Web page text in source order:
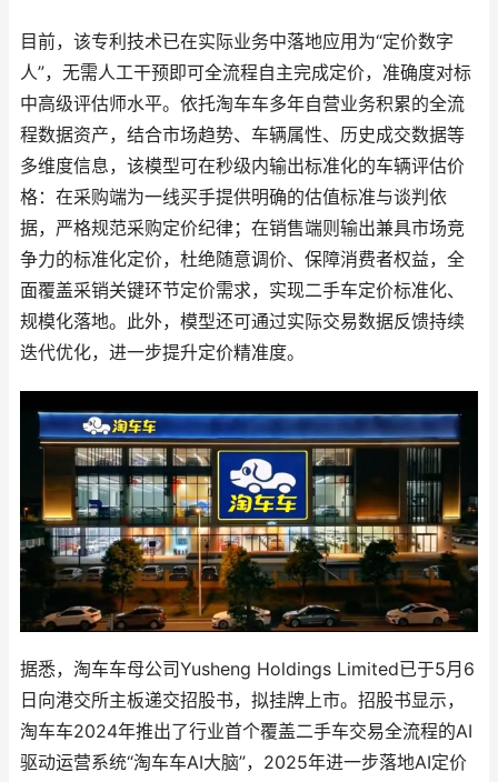
目前，该专利技术已在实际业务中落地应用为“定价数字
人”，无需人工干预即可全流程自主完成定价，准确度对标
中高级评估师水平。依托淘车车多年自营业务积累的全流
程数据资产，结合市场趋势、车辆属性、历史成交数据等
多维度信息，该模型可在秒级内输出标准化的车辆评估价
格：在采购端为一线买手提供明确的估值标准与谈判依
据，严格规范采购定价纪律；在销售端则输出兼具市场竞
争力的标准化定价，杜绝随意调价、保障消费者权益，全
面覆盖采销关键环节定价需求，实现二手车定价标准化、
规模化落地。此外，模型还可通过实际交易数据反馈持续
迭代优化，进一步提升定价精准度。
据悉，淘车车母公司Yusheng Holdings Limited已于5月6
日向港交所主板递交招股书，拟挂牌上市。招股书显示，
淘车车2024年推出了行业首个覆盖二手车交易全流程的AI
驱动运营系统“淘车车AI大脑”，2025年进一步落地AI定价